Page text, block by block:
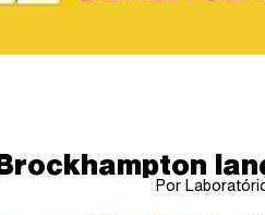
Brockhampton
Por